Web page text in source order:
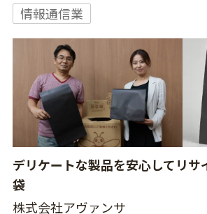
情報通信業
デリケートな製品を安心してリサ
袋
株式会社アヴァンサ